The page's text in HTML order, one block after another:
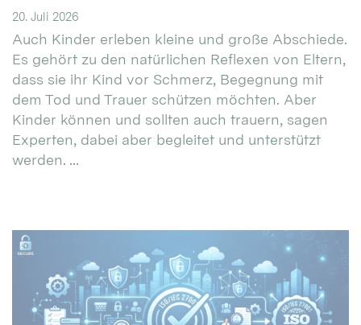
20. Juli 2026
Auch Kinder erleben kleine und große Abschiede.
Es gehört zu den natürlichen Reflexen von Eltern,
dass sie ihr Kind vor Schmerz, Begegnung mit
dem Tod und Trauer schützen möchten. Aber
Kinder können und sollten auch trauern, sagen
Experten, dabei aber begleitet und unterstützt
werden. ...